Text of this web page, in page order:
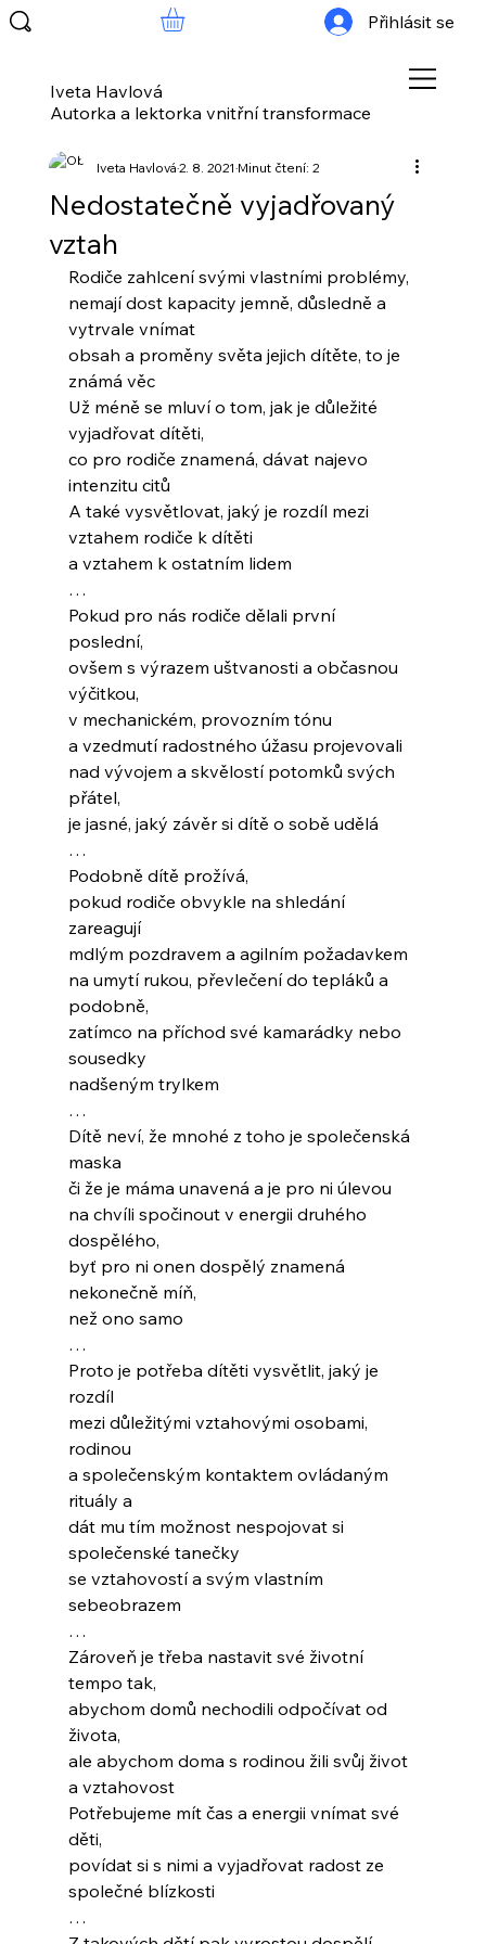
Iveta Havlová
Autorka a lektorka vnitřní transformace
Přihlásit se
Nedostatečně vyjadřovaný
vztah
Iveta Havlová2. 8. 2021 Minut čtení: 2
Rodiče zahlcení svými vlastními problémy,
nemají dost kapacity jemně, důsledně a
vytrvale vnímat
obsah a proměny světa jejich dítěte, to je
známá věc
Už méně se mluví o tom, jak je důležité
vyjadřovat dítěti,
co pro rodiče znamená, dávat najevo
intenzitu citů
A také vysvětlovat, jaký je rozdíl mezi
vztahem rodiče k dítěti
a vztahem k ostatním lidem
…
Pokud pro nás rodiče dělali první
poslední,
ovšem s výrazem uštvanosti a občasnou
výčitkou,
v mechanickém, provozním tónu
a vzedmutí radostného úžasu projevovali
nad vývojem a skvělostí potomků svých
přátel,
je jasné, jaký závěr si dítě o sobě udělá
…
Podobně dítě prožívá,
pokud rodiče obvykle na shledání
zareagují
mdlým pozdravem a agilním požadavkem
na umytí rukou, převlečení do tepláků a
podobně,
zatímco na příchod své kamarádky nebo
sousedky
nadšeným trylkem
…
Dítě neví, že mnohé z toho je společenská
maska
či že je máma unavená a je pro ni úlevou
na chvíli spočinout v energii druhého
dospělého,
byť pro ni onen dospělý znamená
nekonečně míň,
než ono samo
…
Proto je potřeba dítěti vysvětlit, jaký je
rozdíl
mezi důležitými vztahovými osobami,
rodinou
a společenským kontaktem ovládaným
rituály a
dát mu tím možnost nespojovat si
společenské tanečky
se vztahovostí a svým vlastním
sebeobrazem
…
Zároveň je třeba nastavit své životní
tempo tak,
abychom domů nechodili odpočívat od
života,
ale abychom doma s rodinou žili svůj život
a vztahovost
Potřebujeme mít čas a energii vnímat své
děti,
povídat si s nimi a vyjadřovat radost ze
společné blízkosti
…